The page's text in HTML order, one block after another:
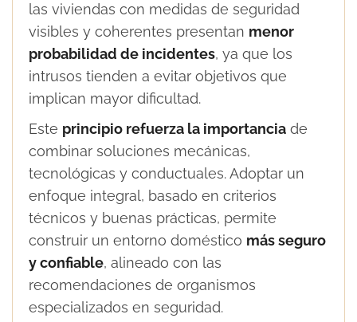
las viviendas con medidas de seguridad
visibles y coherentes presentan menor
probabilidad de incidentes, ya que los
intrusos tienden a evitar objetivos que
implican mayor dificultad.
Este principio refuerza la importancia de
combinar soluciones mecánicas,
tecnológicas y conductuales. Adoptar un
enfoque integral, basado en criterios
técnicos y buenas prácticas, permite
construir un entorno doméstico más seguro
y confiable, alineado con las
recomendaciones de organismos
especializados en seguridad.